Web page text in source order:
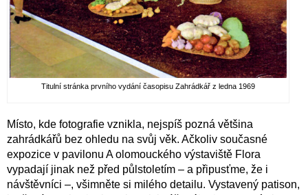
Titulní stránka prvního vydání časopisu Zahrádkář z ledna 1969
Místo, kde fotografie vznikla, nejspíš pozná většina
zahrádkářů bez ohledu na svůj věk. Ačkoliv současné
expozice v pavilonu A olomouckého výstaviště Flora
vypadají jinak než před půlstoletím – a připusťme, že i
návštěvníci –, všimněte si milého detailu. Vystavený patison,